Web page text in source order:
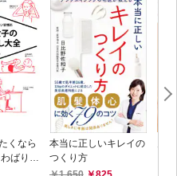
くなら
ばり女
し大全
本当に正しいキレイの
つくり方